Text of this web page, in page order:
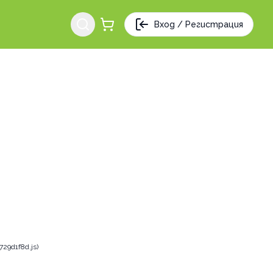
Вход / Регистрация